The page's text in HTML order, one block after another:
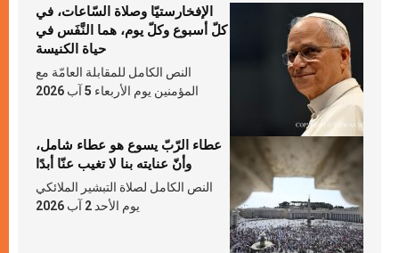
الإفخارستيّا وصلاة السّاعات، في
كلّ أسبوع وكلّ يوم، هما النَّفَس في
حياة الكنيسة
النص الكامل للمقابلة العامّة مع
المؤمنين يوم الأربعاء 5 آب 2026
عطاء الرّبّ يسوع هو عطاء شامل،
وأنّ عنايته بنا لا تغيب عنّا أبدًا
النص الكامل لصلاة التبشير الملائكي
يوم الأحد 2 آب 2026